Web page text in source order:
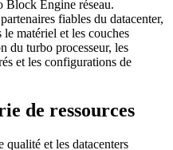
Block Engine réseau.
fiables du datacenter,
matériel et les couches
du turbo processeur, les
et les configurations de
de ressources
qualité et les datacenters